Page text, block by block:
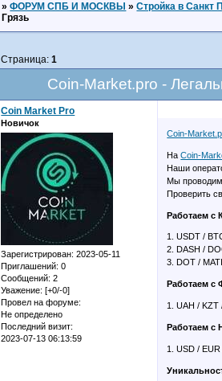
»ФОРУМ СПБ И МОСКВЫ »Стройка в Санкт
Грязь
Coin-Market.pro -
Страница:1
Coin Market Pro
Новичок
Зарегистрирован: 2023-05-11
Приглашений: 0
Сообщений: 2
Уважение: [+0/-0]
Провел на форуме:
Не определено
Последний визит:
2023-07-13 06:13:59
Coin-
НаCoin-
Наши
Мы проводим
Проверить
Работаем с
1. USDT /
2. DASH /
3. DOT /
Работаем с
1. UAH / KZT
Работаем с
1. USD /